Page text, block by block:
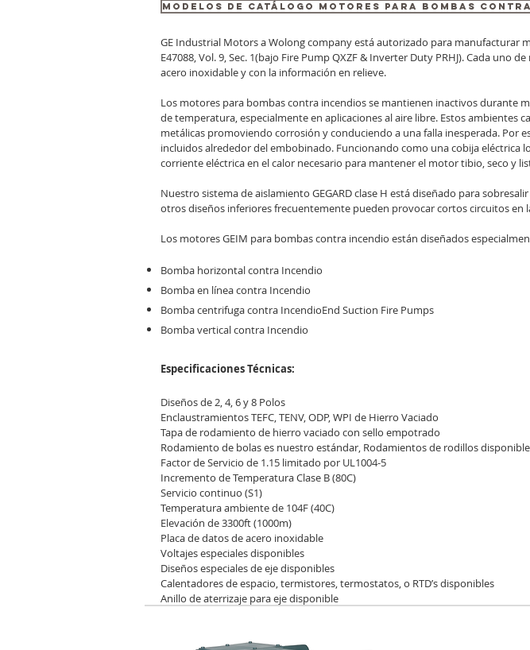
MODELOS DE CATÁLOGO MOTORES PARA BOMBAS
GE Industrial Motors a Wolong company está autorizado para manufacturar
E47088, Vol. 9, Sec. 1(bajo Fire Pump QXZF & Inverter Duty PRHJ). Cada uno
acero inoxidable y con la información en relieve.
Los motores para bombas contra incendios se mantienen inactivos durante
de temperatura, especialmente en aplicaciones al aire libre. Estos ambientes
metálicas promoviendo corrosión y conduciendo a una falla inesperada. Por
incluidos alrededor del embobinado. Funcionando como una cobija eléctrica
corriente eléctrica en el calor necesario para mantener el motor tibio, seco y
Nuestro sistema de aislamiento GEGARD clase H está diseñado para
otros diseños inferiores frecuentemente pueden provocar cortos circuitos
Los motores GEIM para bombas contra incendio están diseñados
Bomba horizontal contra Incendio
Bomba en línea contra Incendio
Bomba centrifuga contra IncendioEnd Suction Fire Pumps
Bomba vertical contra Incendio
Especificaciones Técnicas:
Diseños de 2, 4, 6 y 8 Polos
Enclaustramientos TEFC, TENV, ODP, WPI de Hierro Vaciado
Tapa de rodamiento de hierro vaciado con sello empotrado
Rodamiento de bolas es nuestro estándar, Rodamientos de rodillos
Factor de Servicio de 1.15 limitado por UL1004-5
Incremento de Temperatura Clase B (80C)
Servicio continuo (S1)
Temperatura ambiente de 104F (40C)
Elevación de 3300ft (1000m)
Placa de datos de acero inoxidable
Voltajes especiales disponibles
Diseños especiales de eje disponibles
Calentadores de espacio, termistores, termostatos, o RTD’s disponibles
Anillo de aterrizaje para eje disponible